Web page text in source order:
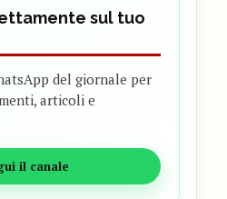
sul tuo
del giornale per
articoli e
il canale